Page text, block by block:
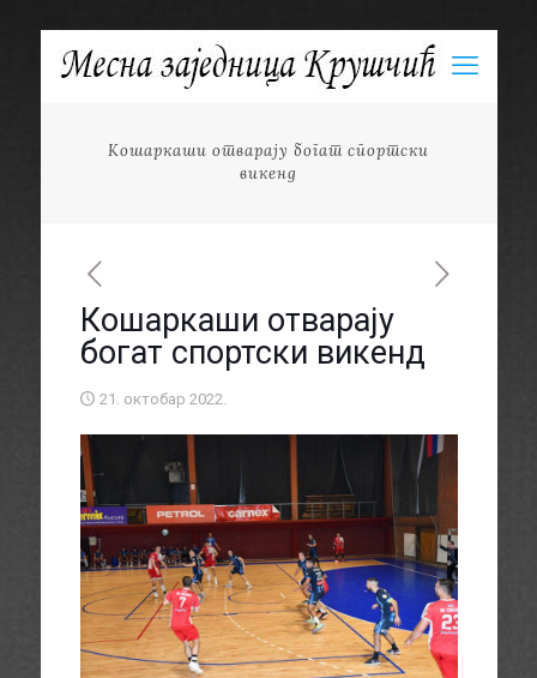
Кошаркаши отварају богат спортски
викенд
Кошаркаши отварају
богат спортски викенд
21. октобар 2022.